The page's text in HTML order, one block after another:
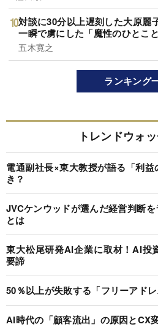
対談に30分以上遅刻した大原麗
一瞬で虜にした「魔性のひとこ
五木寛之
ランキング
トレンドウォ
電通副社長×東大教授が語る「利
き？
JVCケンウッドが選んだ経営判断
とは
東大松尾研発AI企業に取材！AI投
要諦
50％以上が失敗する「フリーアド
AI時代の「顧客流出」の原因とCX